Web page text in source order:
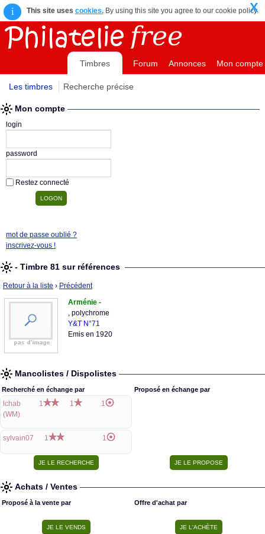
i This site uses cookies.By using this site you agree to our cookie policy.
X
Timbres Forum Annonces Mon compte
Les timbres Recherche précise
Mon compte
login
password
Restez connecté
mot de passe oublié ?
inscrivez-vous !
- Timbre 81 sur références
Retour à la liste › Précédent
Arménie -
, polychrome
Y&T N°71
Emis en 1920
Mancolistes / Dispolistes
Recherché en échange par
lchab
(WM)
1 1 1
sylvain07 1 1
Proposé en échange par
Achats / Ventes
Proposé à la vente par Offre d'achat par